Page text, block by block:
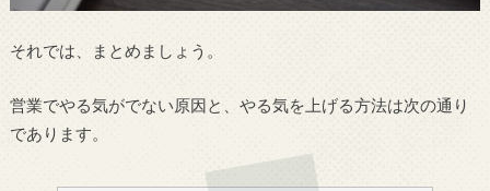
それでは、まとめましょう。
営業でやる気がでない原因と、やる気を上げる方法は次の通り
であります。